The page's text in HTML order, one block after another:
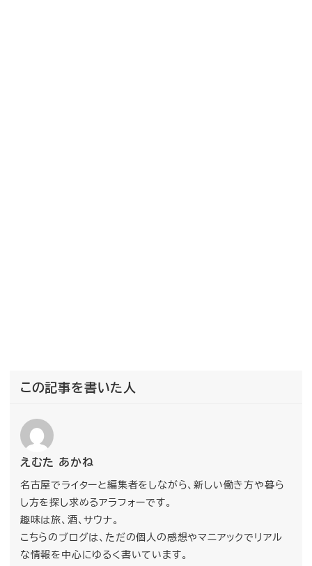
この記事を書いた人
えむた あかね
名古屋でライターと編集者をしながら、新しい働き方や暮ら
し方を探し求めるアラフォーです。
趣味は旅、酒、サウナ。
こちらのブログは、ただの個人の感想やマニアックでリアル
な情報を中心にゆるく書いています。